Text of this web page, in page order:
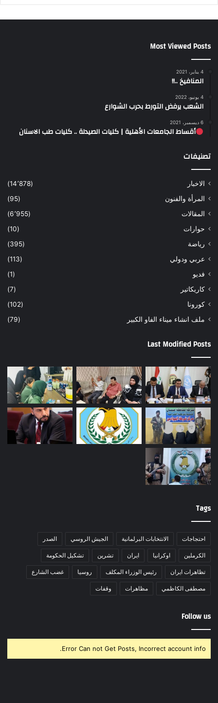
Most Viewed Posts
4 يناير، 2021
المنافيخ ..!!
4 يونيو، 2022
الشعب يرفض التورط بحرب الشوارع
6 ديسمبر، 2021
أقساط الجامعات الأهلية | كليات الصيدلة .. كليات طب الاسنان
تصنيفات
الاخبار
(14٬878)
المرأة والفنون
(95)
المقالات
(6٬955)
حوارات
(10)
رياضة
(395)
عربي ودولي
(113)
فديو
(1)
كاريكاتير
(7)
كورونا
(102)
ملف انشاء ميناء الفاو الكبير
(79)
Last Modified Posts
Tags
احتجاجات الانتخابات البرلمانية الجيش الروسي الصدر
الكرملين اوكرانيا ايران تشرين تشكيل الحكومة
تظاهرات ايران رئيس الوزراء المكلف روسيا غضب الشارع
مصطفى الكاظمي مظاهرات وقفات
Follow us
Error Can not Get Posts, Incorrect account info.